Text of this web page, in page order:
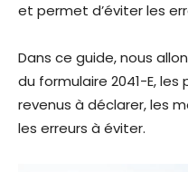
et permet d’éviter les
Dans ce guide, nous
du formulaire 2041-E,
revenus à déclarer, les
les erreurs à éviter.